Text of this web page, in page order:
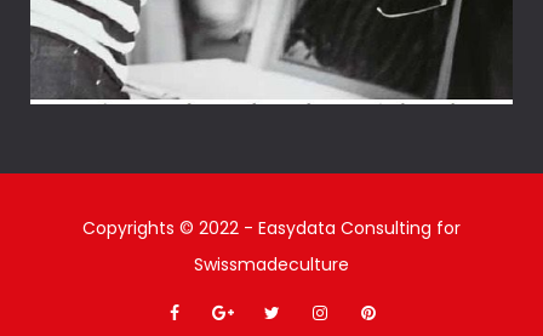
Copyrights © 2022 - Easydata Consulting for
Swissmadeculture